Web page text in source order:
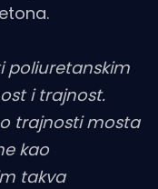
poliuretanskim
i trajnost.
trajnosti mosta
kao
takva